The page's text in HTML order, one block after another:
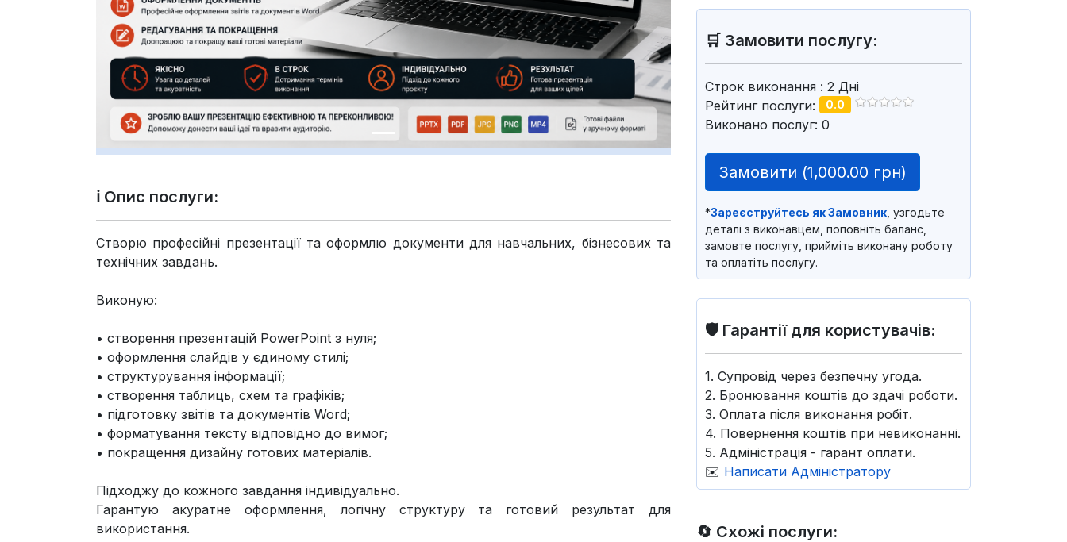
ℹ️ Опис послуги:
Створю професійні презентації та оформлю документи для навчальних, бізнесових та
технічних завдань.
Виконую:
• створення презентацій PowerPoint з нуля;
• оформлення слайдів у єдиному стилі;
• структурування інформації;
• створення таблиць, схем та графіків;
• підготовку звітів та документів Word;
• форматування тексту відповідно до вимог;
• покращення дизайну готових матеріалів.
Підходжу до кожного завдання індивідуально.
Гарантую акуратне оформлення, логічну структуру та готовий результат для
використання.
🛒 Замовити послугу:
Строк виконання : 2 Дні
Рейтинг послуги:
0.0
Виконано послуг: 0
Замовити (1,000.00 грн)
*Зареєструйтесь як Замовник, узгодьте
деталі з виконавцем, поповніть баланс,
замовте послугу, прийміть виконану роботу
та оплатіть послугу.
🛡️ Гарантії для користувачів:
1. Супровід через безпечну угода.
2. Бронювання коштів до здачі роботи.
3. Оплата після виконання робіт.
4. Повернення коштів при невиконанні.
5. Адміністрація - гарант оплати.
✉️ Написати Адміністратору
🔄 Схожі послуги: